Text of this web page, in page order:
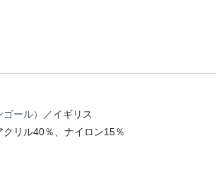
ール）
／イギリス
リル40％、ナイロン15％